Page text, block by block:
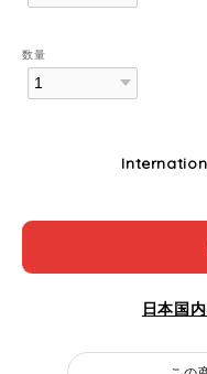
数量
日本国